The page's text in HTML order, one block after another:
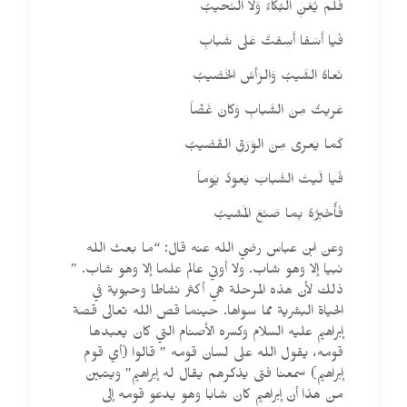
فَلَم يُغنِ البُكاءُ وَلا النَحيبُ
فَيا أَسَفا أَسِفتُ عَلى شَبابِ
نَعاهُ الشَيبُ وَالرَأسُ الخَضيبُ
عَريتُ مِنَ الشَبابِ وَكانَ غَضّاً
كَما يَعرى مِنَ الوَرَقِ القَضيبُ
فَيا لَيتَ الشَبابَ يَعودُ يَوماً
فَأُخبِرُهُ بِما صَنَعَ المَشيبُ
وعن ابن عباس رضي الله عنه قال: “ما بعث الله
نبيا إلا وهو شاب. ولا أوتي عالم علما إلا وهو شاب. ”
ذلك لأن هذه المرحلة هي أكثر نشاطا وحيوية في
الحياة البشرية مما سواها. حينما قص الله تعالى قصة
إبراهيم عليه السلام وكسره الأصنام التي كان يعبدها
قومه، يقول الله على لسان قومه ” قالوا (أي قوم
إبراهيم) سمعنا فتى يذكرهم يقال له إبراهيم” ويتبين
من هذا أن إبراهيم كان شابا وهو يدعو قومه إلى